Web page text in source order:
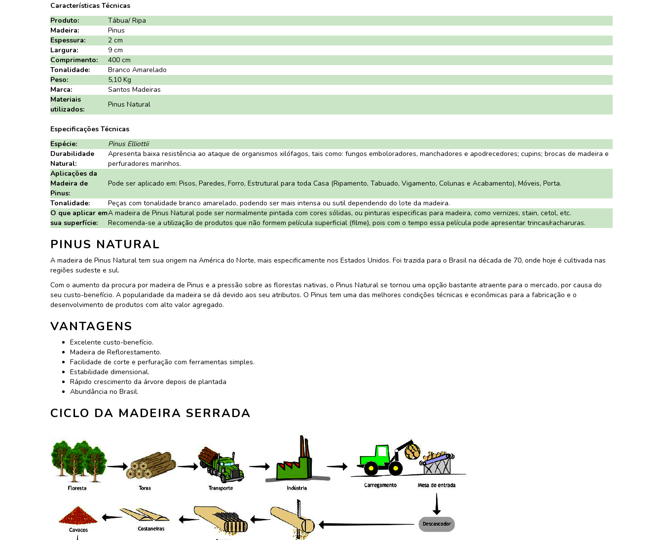
Características Técnicas
Produto:
Tábua/ Ripa
Madeira:
Pinus
Espessura:
2 cm
Largura:
9 cm
Comprimento:
400 cm
Tonalidade:
Branco Amarelado
Peso:
5,10 Kg
Marca:
Santos Madeiras
Materiais
utilizados:
Pinus Natural
Especificações Técnicas
Espécie:
Pinus Elliottii
Durabilidade
Natural:
Apresenta baixa resistência ao ataque de organismos xilófagos, tais como: fungos emboloradores, manchadores e apodrecedores; cupins; brocas de madeira e
perfuradores marinhos.
Aplicações da
Madeira de
Pinus:
Pode ser aplicado em: Pisos, Paredes, Forro, Estrutural para toda Casa (Ripamento, Tabuado, Vigamento, Colunas e Acabamento), Móveis, Porta.
Tonalidade:
Peças com tonalidade branco amarelado, podendo ser mais intensa ou sutil dependendo do lote da madeira.
O que aplicar em
sua superfície:
A madeira de Pinus Natural pode ser normalmente pintada com cores sólidas, ou pinturas especificas para madeira, como vernizes, stain, cetol, etc.
Recomenda-se a utilização de produtos que não formem película superficial (filme), pois com o tempo essa película pode apresentar trincas/racharuras.
PINUS NATURAL
A madeira de Pinus Natural tem sua origem na América do Norte, mais especificamente nos Estados Unidos. Foi trazida para o Brasil na década de 70, onde hoje é cultivada nas
regiões sudeste e sul.
Com o aumento da procura por madeira de Pinus e a pressão sobre as florestas nativas, o Pinus Natural se tornou uma opção bastante atraente para o mercado, por causa do
seu custo-benefício. A popularidade da madeira se dá devido aos seu atributos. O Pinus tem uma das melhores condições técnicas e econômicas para a fabricação e o
desenvolvimento de produtos com alto valor agregado.
VANTAGENS
Excelente custo-benefício.
Madeira de Reflorestamento.
Facilidade de corte e perfuração com ferramentas simples.
Estabilidade dimensional.
Rápido crescimento da árvore depois de plantada
Abundância no Brasil.
CICLO DA MADEIRA SERRADA